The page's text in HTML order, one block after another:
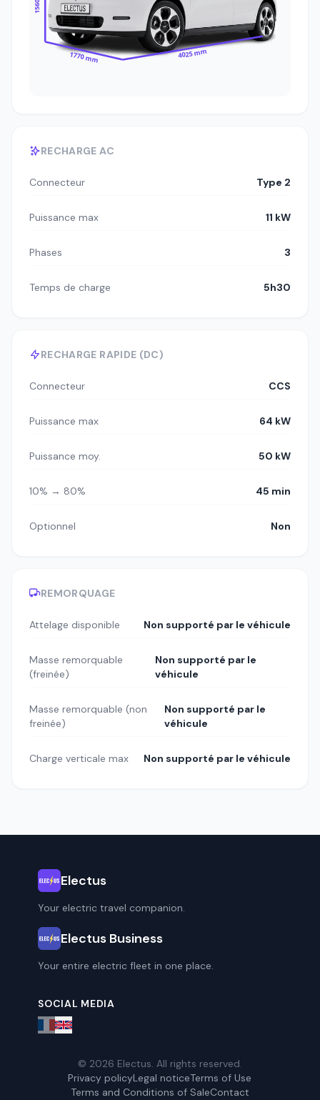
1770 mm 4025 mm
RECHARGE AC
Connecteur Type 2
Puissance max 11 kW
Phases 3
Temps de charge 5h30
RECHARGE RAPIDE (DC)
Connecteur CCS
Puissance max 64 kW
Puissance moy. 50 kW
10% → 80% 45 min
Optionnel Non
REMORQUAGE
Attelage disponible Non supporté par le véhicule
Masse remorquable
(freinée)
Non supporté par le
véhicule
Masse remorquable (non
freinée)
Non supporté par le
véhicule
Charge verticale max Non supporté par le véhicule
Electus
Your electric travel companion.
Electus Business
Your entire electric fleet in one place.
SOCIAL MEDIA
© 2026 Electus. All rights reserved.
Privacy policyLegal noticeTerms of Use
Terms and Conditions of SaleContact